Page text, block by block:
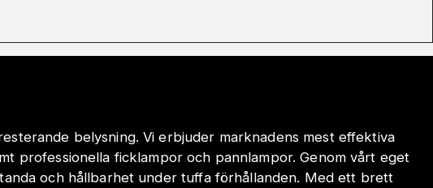
belysning. Vi erbjuder marknadens mest effektiva
professionella ficklampor och pannlampor. Genom vårt eget
och hållbarhet under tuffa förhållanden. Med ett brett